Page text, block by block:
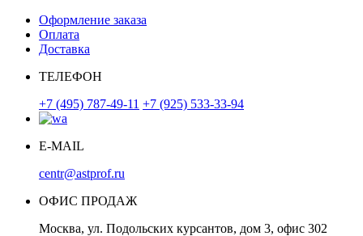
Оформление заказа
Оплата
Доставка
ТЕЛЕФОН
+7 (495) 787-49-11 +7 (925) 533-33-94
E-MAIL
centr@astprof.ru
ОФИС ПРОДАЖ
Москва, ул. Подольских курсантов, дом 3, офис 302